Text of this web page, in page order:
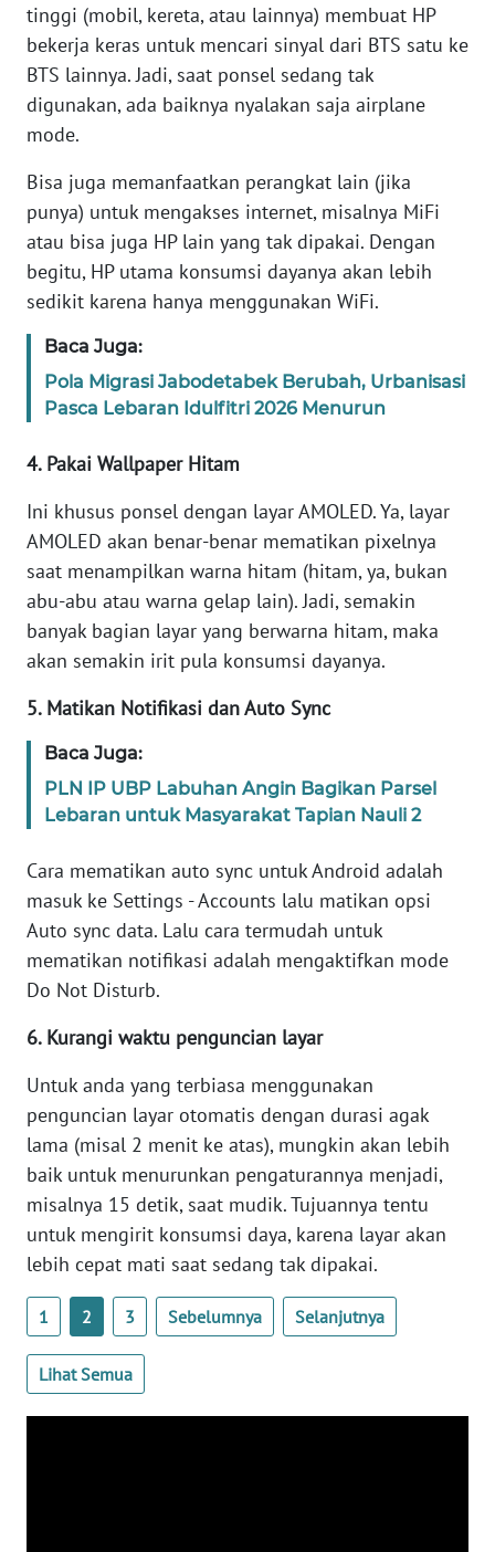
tinggi (mobil, kereta, atau lainnya) membuat HP
bekerja keras untuk mencari sinyal dari BTS satu ke
BTS lainnya. Jadi, saat ponsel sedang tak
digunakan, ada baiknya nyalakan saja airplane
mode.
Bisa juga memanfaatkan perangkat lain (jika
punya) untuk mengakses internet, misalnya MiFi
atau bisa juga HP lain yang tak dipakai. Dengan
begitu, HP utama konsumsi dayanya akan lebih
sedikit karena hanya menggunakan WiFi.
Baca Juga:
Pola Migrasi Jabodetabek Berubah, Urbanisasi
Pasca Lebaran Idulfitri 2026 Menurun
4. Pakai Wallpaper Hitam
Ini khusus ponsel dengan layar AMOLED. Ya, layar
AMOLED akan benar-benar mematikan pixelnya
saat menampilkan warna hitam (hitam, ya, bukan
abu-abu atau warna gelap lain). Jadi, semakin
banyak bagian layar yang berwarna hitam, maka
akan semakin irit pula konsumsi dayanya.
5. Matikan Notifikasi dan Auto Sync
Baca Juga:
PLN IP UBP Labuhan Angin Bagikan Parsel
Lebaran untuk Masyarakat Tapian Nauli 2
Cara mematikan auto sync untuk Android adalah
masuk ke Settings - Accounts lalu matikan opsi
Auto sync data. Lalu cara termudah untuk
mematikan notifikasi adalah mengaktifkan mode
Do Not Disturb.
6. Kurangi waktu penguncian layar
Untuk anda yang terbiasa menggunakan
penguncian layar otomatis dengan durasi agak
lama (misal 2 menit ke atas), mungkin akan lebih
baik untuk menurunkan pengaturannya menjadi,
misalnya 15 detik, saat mudik. Tujuannya tentu
untuk mengirit konsumsi daya, karena layar akan
lebih cepat mati saat sedang tak dipakai.
1 2 3 Sebelumnya Selanjutnya
Lihat Semua
EDITORIAL
Informasi
INDEKS
BERITA
KONTAK
KAMI
INFO
IKLAN
KAMI
MEDIA
REDAKSI
KARIR
DISCLAIMER
WN
JAKARTA
WN
WN
BANTEN
WN
NTT
WN
KEPRI
PAPUA